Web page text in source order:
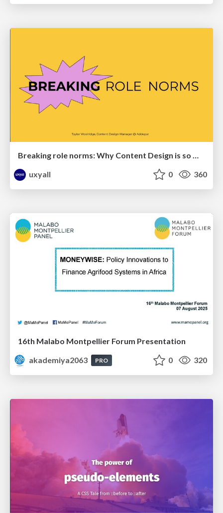
Breaking role norms: Why Content Design is so much more than writing copy - Taylor Woolridge
uxyall
0 360
16th Malabo Montpellier Forum Presentation
akademiya2063
PRO 0 320